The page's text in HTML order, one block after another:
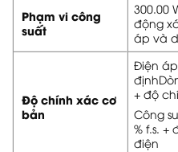
Phạm vi công
suất
300.00
động
áp và
Độ chính xác cơ
bản
Điện
+ độ
Công
% f.s.
điện